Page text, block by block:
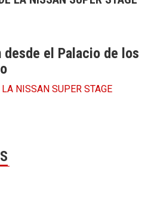
desde el Palacio de los
NISSAN SUPER STAGE